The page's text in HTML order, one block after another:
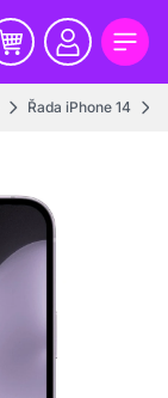
Řada iPhone 14